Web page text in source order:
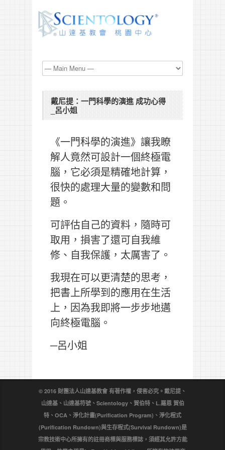
戴尼提：一門科學的演進 成功心得
_呂小姐
《一門科學的演進》讓我瞭
解人竟然可設計一個終極電
腦，它必須是精確地計算，
很快的處理大量的變數和問
題。
可評估自己的資料，隨時可
取用，損害了還可自我維
修、自我保護，太厲害了。
我現在可以更清楚的思考，
把書上所學到的應用在生活
上，因為我即將一步步地邁
向終極電腦。
─呂小姐
© 2016 財團法人山達基教會 有著作權，侵害必究。戴尼提、
山達基、山達基符號、Scientology、賀伯特、L.羅恩 賀伯
特、OCA、淨化計畫(Purification Program)、淨化程式
(Purification Rundown)與生存程式(Survival Rundown)是
宗教技術中心所擁有的註冊商標與服務標誌，須經其允許方能